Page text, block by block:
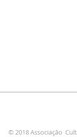
© 2018 Associação